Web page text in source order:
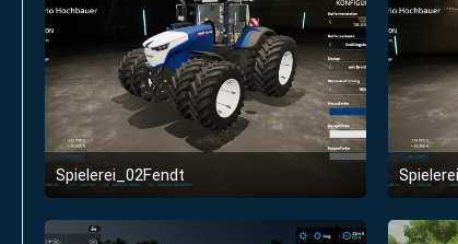
Spielerei_02Fendt
1. Januar 2022 um 22:57